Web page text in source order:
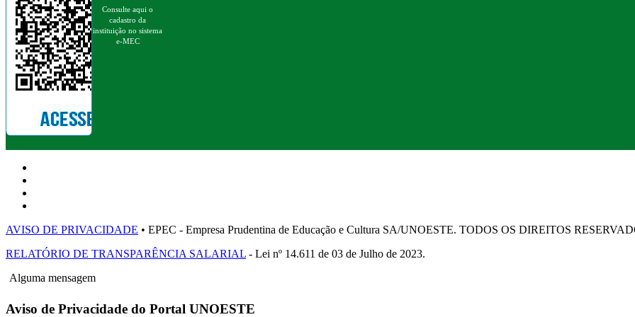
Consulte aqui o
cadastro da
instituição no sistema
e-MEC
AVISO DE PRIVACIDADE • EPEC - Empresa Prudentina de Educação e Cultura SA/UNOESTE. TODOS OS DIREITOS
RELATÓRIO DE TRANSPARÊNCIA SALARIAL - Lei nº 14.611 de 03 de Julho de 2023.
Alguma mensagem
Aviso de Privacidade do Portal UNOESTE